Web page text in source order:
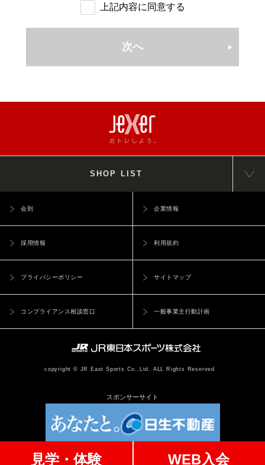
見学・体験 WEB入会
スタッフの指示に従わないなどの行為によりクラブ運営に支
他の方やスタッフに対し迷惑となる行為をしたとき
(8)
第 24 条の禁止事項に違反したとき
入会手続き以降、在籍の意思が確認できない場合はクラブの
判断で契約解除をする場合があります。
(休会及び復会) 第12条
クラブの一部の会員種別においては、休会制度があります。
休会期間は、前項で所定の手続き時に取り決めた期日をもって
終了し、翌月より原則休会前の会員種別に自動的に復会し、第
15条に定める諸会費を所定の方法で支払うものとします。休会
(届出内容の変更) 第13条
に生じる会員、第三者への損害の責を負いません。
やかに変更手続きを行うものとします。
2. 当社は、ユーザーに通知することなく、本サービスの内容を
変更しまたは本サービスの提供を中止することができるものと
し、これによってユーザーに生じた損害について一切の責任を負
第1項に明記する届出については、サイト上の最終確認のボタンを
押すことでユーザーの承認行為、届出の申請となり、当社からの
確認メールの送信完了をもって届出が完了したものとみなしま
した確認メールを受け取れなかった場合であっても、その理由の
いかんを問わず、届出は成立します。
（利用制限および登録抹消）
（1）本重要事項に違反した場合
（2）登録事項に虚偽の事実があることが判明した場合
（3）ユーザーが本クラブから退会した場合
（保証の否認および免責事項）
ンターネットを介した送信行為等が情報の漏洩等の危険性を有し
ていることを認識し、自己の責任の下でこれを行うものとし、当
社は、当社の責に帰すべき事由による場合を除き一切の責任を負
わないものとします。
2. 当社は、ユーザーが本サービスを利用し、又は利用できなか
上記内容に同意する
次へ
SHOP LIST
copyright © JR East Sports Co.,Ltd. ALL Rights Reserved
会則 企業情報
採用情報 利用規約
プライバシーポリシー サイトマップ
コンプライアンス相談窓口 一般事業主行動計画
スポンサーサイト